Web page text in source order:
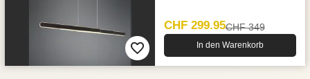
CHF 299.95CHF 349
In den Warenkorb